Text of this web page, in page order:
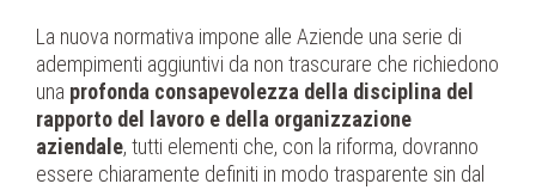
La nuova normativa impone alle Aziende una serie di
adempimenti aggiuntivi da non trascurare che richiedono
una profonda consapevolezza della disciplina del
rapporto del lavoro e della organizzazione
aziendale, tutti elementi che, con la riforma, dovranno
essere chiaramente definiti in modo trasparente sin dal